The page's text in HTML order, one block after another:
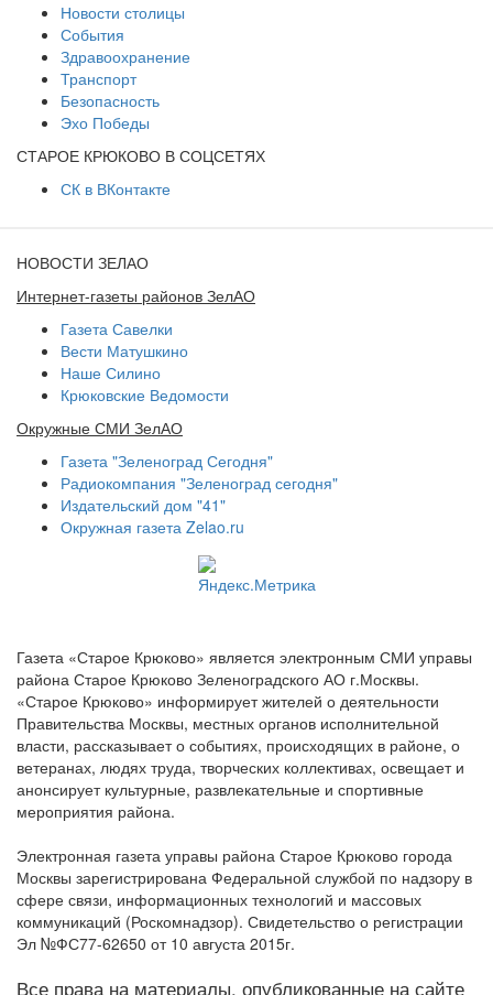
Новости столицы
События
Здравоохранение
Транспорт
Безопасность
Эхо Победы
СТАРОЕ КРЮКОВО В СОЦСЕТЯХ
СК в ВКонтакте
НОВОСТИ ЗЕЛАО
Интернет-газеты районов ЗелАО
Газета Савелки
Вести Матушкино
Наше Силино
Крюковские Ведомости
Окружные СМИ ЗелАО
Газета "Зеленоград Сегодня"
Радиокомпания "Зеленоград сегодня"
Издательский дом "41"
Окружная газета Zelao.ru
Газета «Старое Крюково» является электронным СМИ управы
района Старое Крюково Зеленоградского АО г.Москвы.
«Старое Крюково» информирует жителей о деятельности
Правительства Москвы, местных органов исполнительной
власти, рассказывает о событиях, происходящих в районе, о
ветеранах, людях труда, творческих коллективах, освещает и
анонсирует культурные, развлекательные и спортивные
мероприятия района.
Электронная газета управы района Старое Крюково города
Москвы зарегистрирована Федеральной службой по надзору в
сфере связи, информационных технологий и массовых
коммуникаций (Роскомнадзор). Свидетельство о регистрации
Эл №ФС77-62650 от 10 августа 2015г.
Все права на материалы, опубликованные на сайте